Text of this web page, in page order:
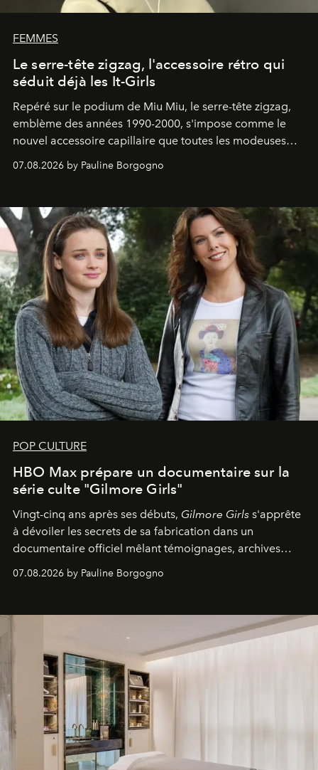
FEMMES
Le serre-tête zigzag, l'accessoire rétro qui
séduit déjà les It-Girls
Repéré sur le podium de Miu Miu, le serre-tête zigzag,
emblème des années 1990-2000, s'impose comme le
nouvel accessoire capillaire que toutes les modeuses
s'arrachent déjà.
07.08.2026 by Pauline Borgogno
POP CULTURE
HBO Max prépare un documentaire sur la
série culte "Gilmore Girls"
Vingt-cinq ans après ses débuts, Gilmore Girls s'apprête
à dévoiler les secrets de sa fabrication dans un
documentaire officiel mêlant témoignages, archives
inédites et plongée dans les coulisses d'un phénomène
générationnel.
07.08.2026 by Pauline Borgogno